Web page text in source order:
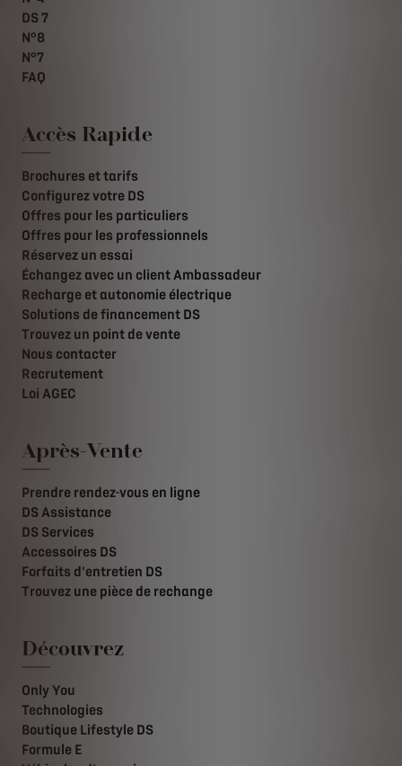
DS 7
N°8
N°7
FAQ
Accès Rapide
Brochures et tarifs
Configurez votre DS
Offres pour les particuliers
Offres pour les professionnels
Réservez un essai
Échangez avec un client Ambassadeur
Recharge et autonomie électrique
Solutions de financement DS
Trouvez un point de vente
Nous contacter
Recrutement
Loi AGEC
Après-Vente
Prendre rendez-vous en ligne
DS Assistance
DS Services
Accessoires DS
Forfaits d'entretien DS
Trouvez une pièce de rechange
Découvrez
Only You
Technologies
Boutique Lifestyle DS
Formule E